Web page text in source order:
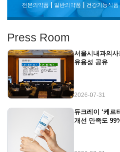
전문의약품 일반의약품 건강기능식품
Press Room
서울시내과의사
유용성 공유
2026-07-31
듀크레이 ‘케르
개선 만족도